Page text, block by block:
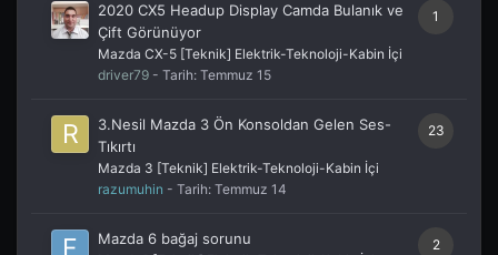
1
2020 CX5 Headup Display Camda Bulanık ve
Çift Görünüyor
Mazda CX-5 [Teknik] Elektrik-Teknoloji-Kabin İçi
driver79 - Tarih: Temmuz 15
23
3.Nesil Mazda 3 Ön Konsoldan Gelen Ses-
Tıkırtı
Mazda 3 [Teknik] Elektrik-Teknoloji-Kabin İçi
razumuhin - Tarih: Temmuz 14
2
Mazda 6 bağaj sorunu